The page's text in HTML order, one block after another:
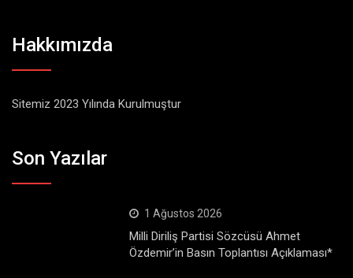
Hakkımızda
Sitemiz 2023 Yılında Kurulmuştur
Son Yazılar
1 Ağustos 2026
Milli Diriliş Partisi Sözcüsü Ahmet
Özdemir’in Basın Toplantısı Açıklaması*